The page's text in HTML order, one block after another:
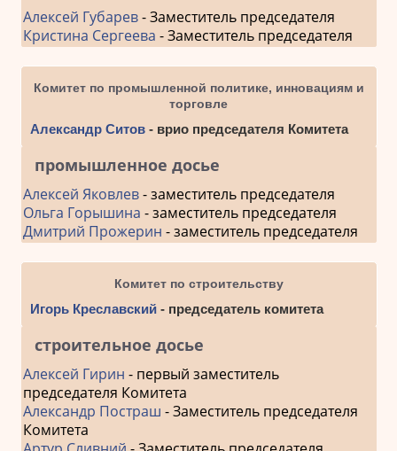
Алексей Губарев- Заместитель председателя
Кристина Сергеева - Заместитель председателя
Комитет по промышленной политике, инновациям и
торговле
Александр Ситов- врио председателя Комитета
промышленное досье
Алексей Яковлев- заместитель председателя
Ольга Горышина - заместитель председателя
Дмитрий Прожерин - заместитель председателя
Комитет по строительству
Игорь Креславский - председатель комитета
строительное досье
Алексей Гирин - первый заместитель
председателя Комитета
Александр Постраш - Заместитель председателя
Комитета